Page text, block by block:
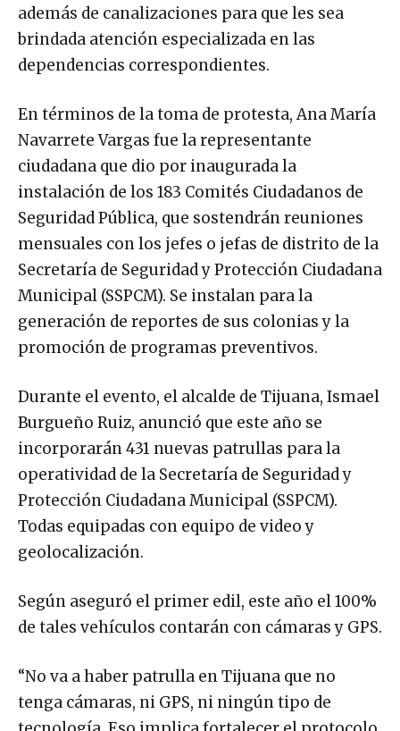
además de canalizaciones para que les sea
brindada atención especializada en las
dependencias correspondientes.
En términos de la toma de protesta, Ana María
Navarrete Vargas fue la representante
ciudadana que dio por inaugurada la
instalación de los 183 Comités Ciudadanos de
Seguridad Pública, que sostendrán reuniones
mensuales con los jefes o jefas de distrito de la
Secretaría de Seguridad y Protección Ciudadana
Municipal (SSPCM). Se instalan para la
generación de reportes de sus colonias y la
promoción de programas preventivos.
Durante el evento, el alcalde de Tijuana, Ismael
Burgueño Ruiz, anunció que este año se
incorporarán 431 nuevas patrullas para la
operatividad de la Secretaría de Seguridad y
Protección Ciudadana Municipal (SSPCM).
Todas equipadas con equipo de video y
geolocalización.
Según aseguró el primer edil, este año el 100%
de tales vehículos contarán con cámaras y GPS.
“No va a haber patrulla en Tijuana que no
tenga cámaras, ni GPS, ni ningún tipo de